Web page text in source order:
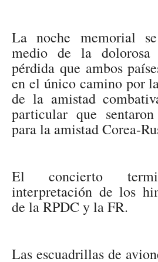
La noche memorial
medio de la
pérdida que ambos
en el único camino por
de la amistad
particular que
para la amistad Corea-
El concierto
interpretación de los
de la RPDC y la FR.
Las escuadrillas de